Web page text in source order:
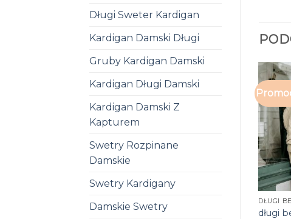
Długi Sweter Kardigan
Kardigan Damski Długi
Gruby Kardigan Damski
Kardigan Długi Damski
Kardigan Damski Z
Kapturem
Swetry Rozpinane
Damskie
Swetry Kardigany
Damskie Swetry
DŁUGI
długi